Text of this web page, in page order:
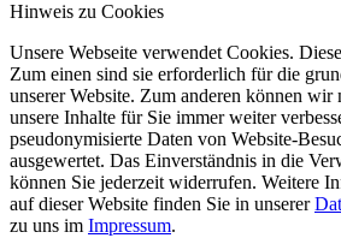
Hinweis zu Cookies
Unsere Webseite verwendet Cookies.
Zum einen sind sie erforderlich für die
unserer Website. Zum anderen können
unsere Inhalte für Sie immer weiter
pseudonymisierte Daten von Website-
ausgewertet. Das Einverständnis in die
können Sie jederzeit widerrufen. Weitere
auf dieser Website finden Sie in unserer
zu uns im Impressum.